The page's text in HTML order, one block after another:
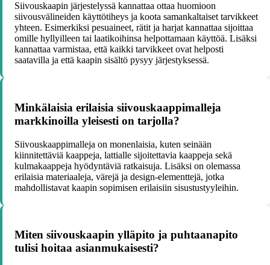
Siivouskaapin järjestelyssä kannattaa ottaa huomioon
siivousvälineiden käyttötiheys ja koota samankaltaiset tarvikkeet
yhteen. Esimerkiksi pesuaineet, rätit ja harjat kannattaa sijoittaa
omille hyllyilleen tai laatikoihinsa helpottamaan käyttöä. Lisäksi
kannattaa varmistaa, että kaikki tarvikkeet ovat helposti
saatavilla ja että kaapin sisältö pysyy järjestyksessä.
Minkälaisia erilaisia siivouskaappimalleja
markkinoilla yleisesti on tarjolla?
Siivouskaappimalleja on monenlaisia, kuten seinään
kiinnitettäviä kaappeja, lattialle sijoitettavia kaappeja sekä
kulmakaappeja hyödyntäviä ratkaisuja. Lisäksi on olemassa
erilaisia materiaaleja, värejä ja design-elementtejä, jotka
mahdollistavat kaapin sopimisen erilaisiin sisustustyyleihin.
Miten siivouskaapin ylläpito ja puhtaanapito
tulisi hoitaa asianmukaisesti?